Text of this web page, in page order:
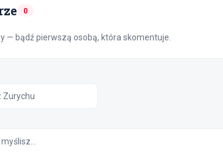
0
— bądź pierwszą osobą, która skomentuje.